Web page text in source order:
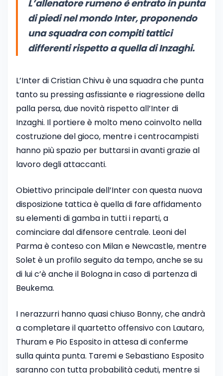
L’allenatore rumeno è entrato in punta
di piedi nel mondo Inter, proponendo
una squadra con compiti tattici
differenti rispetto a quella di Inzaghi.
L’Inter di Cristian Chivu è una squadra che punta
tanto su pressing asfissiante e riagressione della
palla persa, due novità rispetto all’Inter di
Inzaghi. Il portiere è molto meno coinvolto nella
costruzione del gioco, mentre i centrocampisti
hanno più spazio per buttarsi in avanti grazie al
lavoro degli attaccanti.
Obiettivo principale dell’Inter con questa nuova
disposizione tattica è quella di fare affidamento
su elementi di gamba in tutti i reparti, a
cominciare dal difensore centrale. Leoni del
Parma è conteso con Milan e Newcastle, mentre
Solet è un profilo seguito da tempo, anche se su
di lui c’è anche il Bologna in caso di partenza di
Beukema.
I nerazzurri hanno quasi chiuso Bonny, che andrà
a completare il quartetto offensivo con Lautaro,
Thuram e Pio Esposito in attesa di conferme
sulla quinta punta. Taremi e Sebastiano Esposito
saranno con tutta probabilità ceduti, mentre si